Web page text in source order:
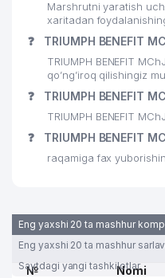
29
YAKKASAROY
NOTARIAL IDORASI
30 MAGIC CINEMA
Marshrutni yaratish
xaritadan
❓ TRIUMPH BENEFIT
TRIUMPH BENEFIT
qo’ng’iroq qilishingiz
❓ TRIUMPH BENEFIT
TRIUMPH BENEFIT
❓ TRIUMPH BENEFIT
raqamiga fax
Eng yaxshi 20 ta mashhur
Eng yaxshi 20 ta mashhur
Saytdagi yangi tashkilotlar
№
Nomi